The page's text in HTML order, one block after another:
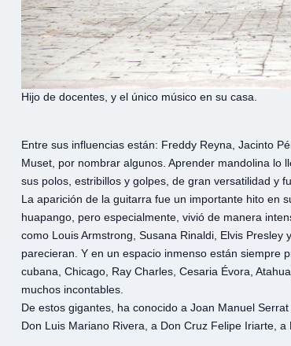
Hijo de docentes, y el único músico en su casa.
Entre sus influencias están: Freddy Reyna, Jacinto
Muset, por nombrar algunos. Aprender mandolina lo
sus polos, estribillos y golpes, de gran versatilidad y
La aparición de la guitarra fue un importante hito en
huapango, pero especialmente, vivió de manera
como Louis Armstrong, Susana Rinaldi, Elvis
parecieran. Y en un espacio inmenso están siempre
cubana, Chicago, Ray Charles, Cesaria Évora,
muchos incontables.
De estos gigantes, ha conocido a Joan Manuel
Don Luis Mariano Rivera, a Don Cruz Felipe Iriarte,